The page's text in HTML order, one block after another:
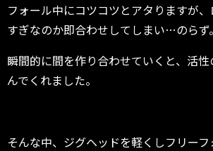
フォール中にコツコツとアタりますが
すぎなのか即合わせしてしまい…のらず。
瞬間的に間を作り合わせていくと、活
んでくれました。
そんな中、ジグヘッドを軽くしフリー